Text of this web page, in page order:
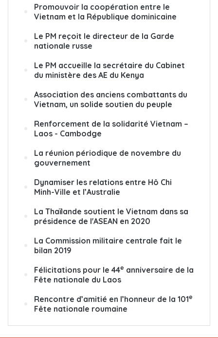
Promouvoir la coopération entre le
Vietnam et la République dominicaine
Le PM reçoit le directeur de la Garde
nationale russe
Le PM accueille la secrétaire du Cabinet
du ministère des AE du Kenya
Association des anciens combattants du
Vietnam, un solide soutien du peuple
Renforcement de la solidarité Vietnam –
Laos - Cambodge
La réunion périodique de novembre du
gouvernement
Dynamiser les relations entre Hô Chi
Minh-Ville et l’Australie
La Thaïlande soutient le Vietnam dans sa
présidence de l'ASEAN en 2020
La Commission militaire centrale fait le
bilan 2019
Félicitations pour le 44e anniversaire de la
Fête nationale du Laos
Rencontre d’amitié en l’honneur de la 101e
Fête nationale roumaine